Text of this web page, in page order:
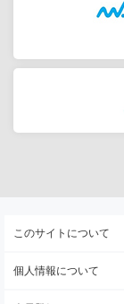
このサイトについて
個人情報について